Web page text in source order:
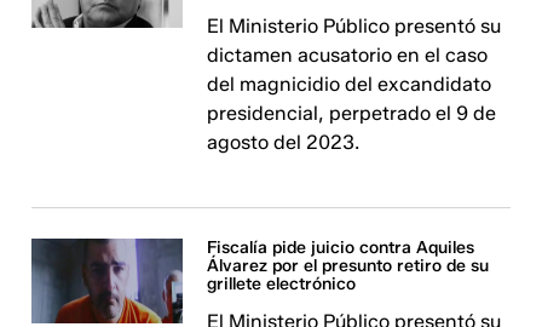
El Ministerio Público presentó su
dictamen acusatorio en el caso
del magnicidio del excandidato
presidencial, perpetrado el 9 de
agosto del 2023.
Fiscalía pide juicio contra Aquiles
Álvarez por el presunto retiro de su
grillete electrónico
El Ministerio Público presentó su